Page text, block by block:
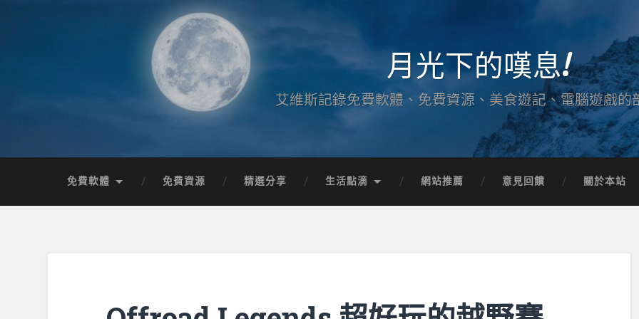
月光下的嘆息!
艾維斯記錄免費軟體、免費資源、美食遊記、電腦遊戲的
免費軟體 免費資源 精選分享 生活點滴 網站推薦 意見回饋 關於本站